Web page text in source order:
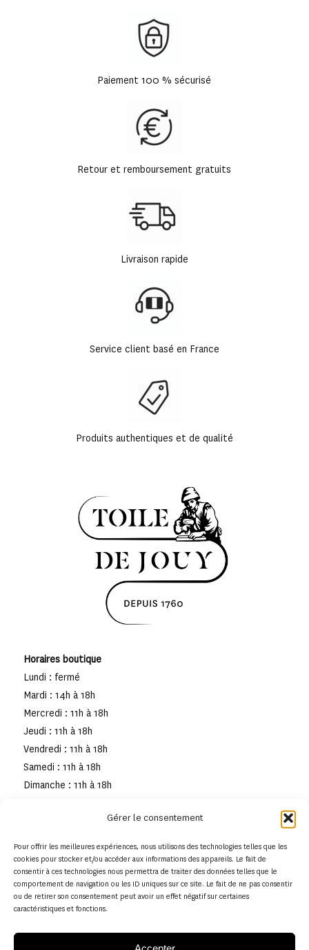
Gérer le consentement
Pour offrir les meilleures expériences, nous utilisons des technologies telles que les
cookies pour stocker et/ou accéder aux informations des appareils. Le fait de
consentir à ces technologies nous permettra de traiter des données telles que le
comportement de navigation ou les ID uniques sur ce site. Le fait de ne pas consentir
ou de retirer son consentement peut avoir un effet négatif sur certaines
caractéristiques et fonctions.
Paiement 100 % sécurisé
Retour et remboursement gratuits
Livraison rapide
Service client basé en France
Produits authentiques et de qualité
Horaires boutique
Lundi : fermé
Mardi : 14h à 18h
Mercredi : 11h à 18h
Jeudi : 11h à 18h
Vendredi : 11h à 18h
Samedi : 11h à 18h
Dimanche : 11h à 18h